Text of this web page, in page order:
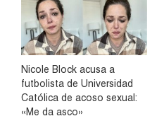
Nicole Block acusa a
futbolista de Universidad
Católica de acoso sexual:
«Me da asco»